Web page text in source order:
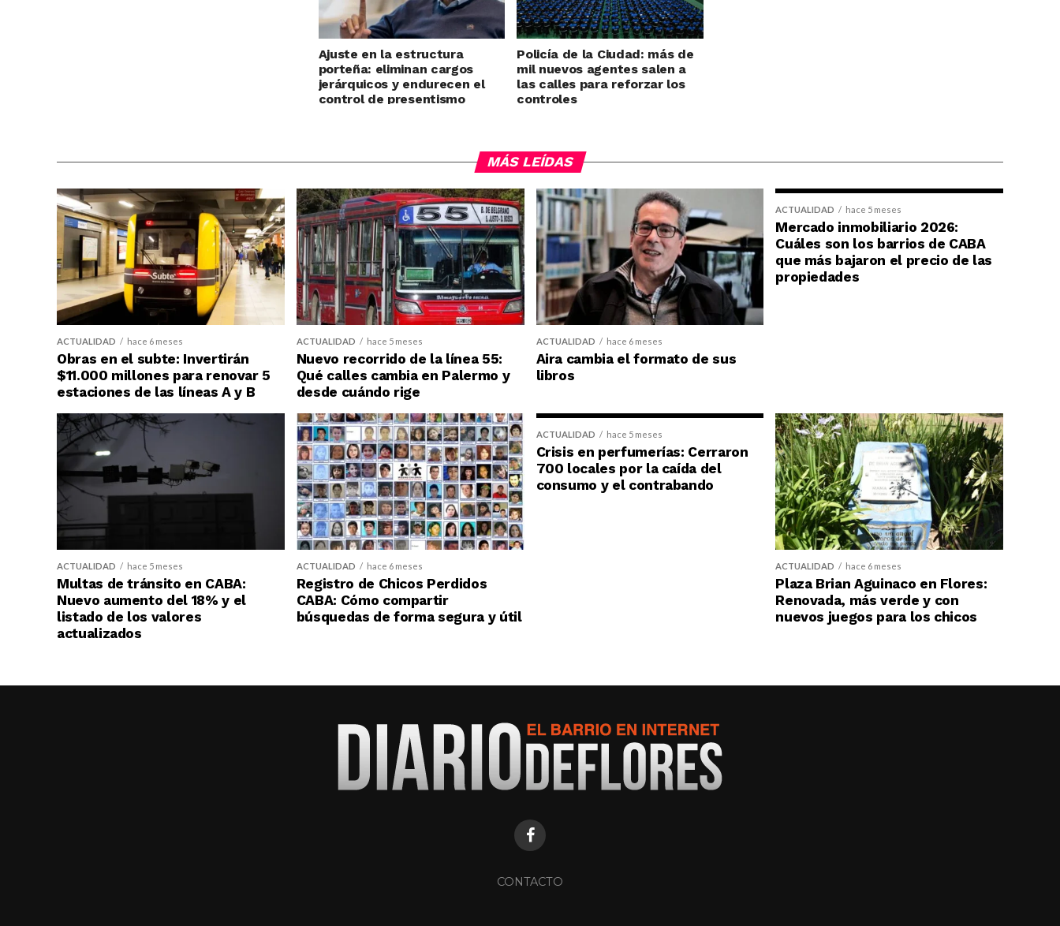
Ajuste en la estructura
porteña: eliminan cargos
jerárquicos y endurecen el
control de presentismo
Policía de la Ciudad: más de
mil nuevos agentes salen a
las calles para reforzar los
controles
MÁS LEÍDAS
ACTUALIDAD hace 6 meses
Obras en el subte: Invertirán
$11.000 millones para renovar 5
estaciones de las líneas A y B
ACTUALIDAD hace 5 meses
Nuevo recorrido de la línea 55:
Qué calles cambia en Palermo y
desde cuándo rige
ACTUALIDAD hace 6 meses
Aira cambia el formato de sus
libros
ACTUALIDAD hace 5 meses
Mercado inmobiliario 2026:
Cuáles son los barrios de CABA
que más bajaron el precio de las
propiedades
ACTUALIDAD hace 5 meses
Multas de tránsito en CABA:
Nuevo aumento del 18% y el
listado de los valores
actualizados
ACTUALIDAD hace 6 meses
Registro de Chicos Perdidos
CABA: Cómo compartir
búsquedas de forma segura y útil
ACTUALIDAD hace 5 meses
Crisis en perfumerías: Cerraron
700 locales por la caída del
consumo y el contrabando
ACTUALIDAD hace 6 meses
Plaza Brian Aguinaco en Flores:
Renovada, más verde y con
nuevos juegos para los chicos
CONTACTO